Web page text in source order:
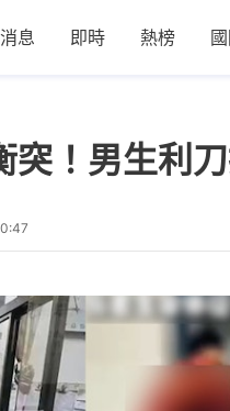
息 即時 熱榜
突！男生利